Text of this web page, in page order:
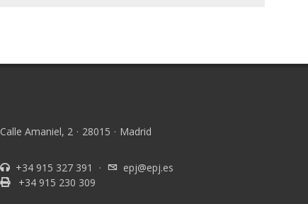
Calle Amaniel, 2 · 28015 · Madrid
+34 915 327 391 ·
epj@epj.es
+34 915 230 309